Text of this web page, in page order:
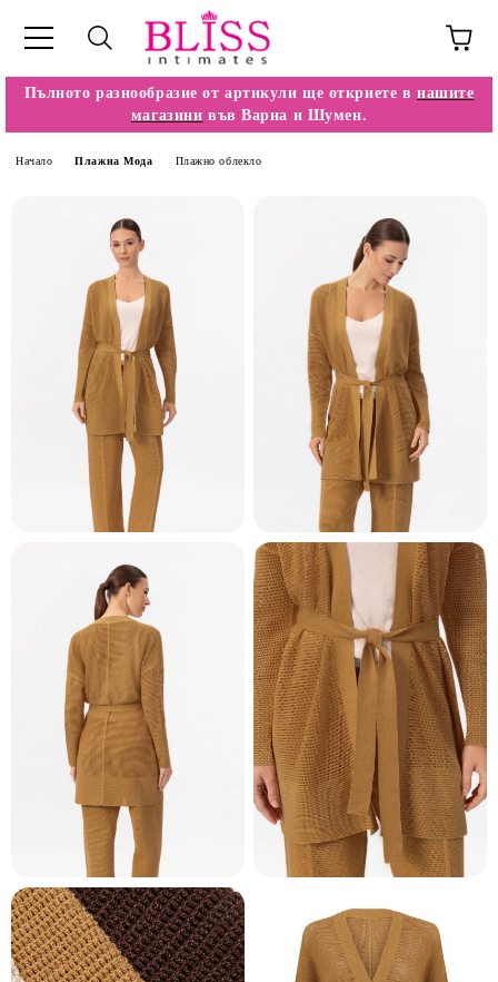
Пълното разнообразие от артикули ще откриете в нашите
магазини във Варна и Шумен.
Начало Плажна Мода Плажно облекло